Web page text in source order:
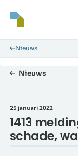
Nieuws
Nieuws
25 januari 2022
1413
schade,